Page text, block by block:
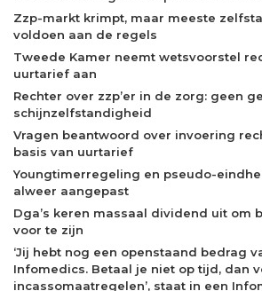
Zzp-markt krimpt, maar meeste
voldoen aan de regels
Tweede Kamer neemt wetsvoorstel
uurtarief aan
Rechter over zzp’er in de zorg: geen
schijnzelfstandigheid
Vragen beantwoord over invoering
basis van uurtarief
Youngtimerregeling en pseudo-
alweer aangepast
Dga’s keren massaal dividend uit om
voor te zijn
‘Jij hebt nog een openstaand bedrag
Infomedics. Betaal je niet op tijd, dan
incassomaatregelen’, staat in een